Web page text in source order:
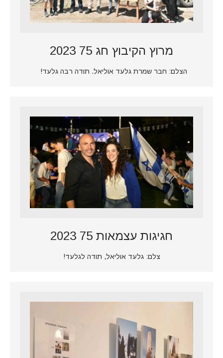
מרוץ הקיבוץ חג 75 2023
הצלם: חבר שמרת גלעד אוליאל. תודה רבה גלעד!
חגיגות עצמאות 75 2023
צלם: גלעד אוליאל, תודה לגלעד!